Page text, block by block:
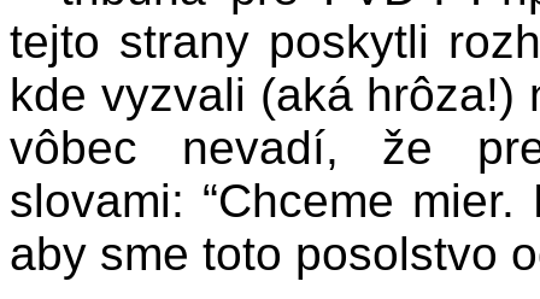
tejto strany poskytli
kde vyzvali (aká hrôza!)
vôbec nevadí, že
slovami: “Chceme
aby sme toto posolstvo